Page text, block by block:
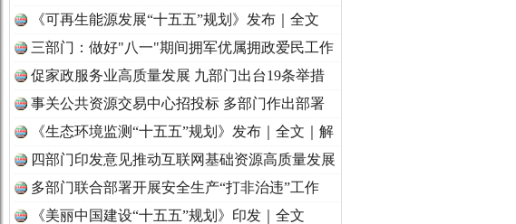
《可再生能源发展“十五五”规划》发布｜全文
三部门：做好"八一"期间拥军优属拥政爱民工作
促家政服务业高质量发展 九部门出台19条举措
事关公共资源交易中心招投标 多部门作出部署
《生态环境监测“十五五”规划》发布｜全文｜解
读
四部门印发意见推动互联网基础资源高质量发展
多部门联合部署开展安全生产“打非治违”工作
《美丽中国建设“十五五”规划》印发｜全文